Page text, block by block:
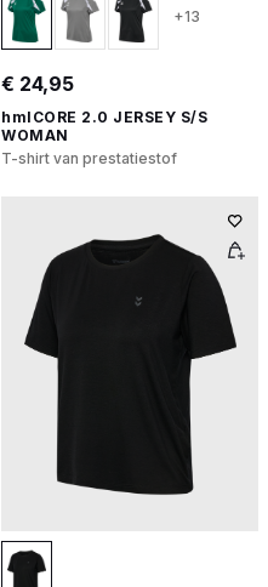
+13
€ 24,95
hmlCORE 2.0 JERSEY S/S
WOMAN
T-shirt van prestatiestof